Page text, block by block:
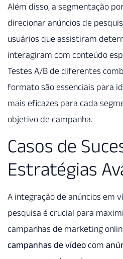
Além disso, a segmentação
direcionar anúncios de
usuários que assistiram
interagiram com conteúdo
Testes A/B de diferentes
formato são essenciais para
mais eficazes para cada
objetivo de campanha.
Casos de
Estratégias
A integração de anúncios em
pesquisa é crucial para
campanhas de marketing
campanhas de vídeo com